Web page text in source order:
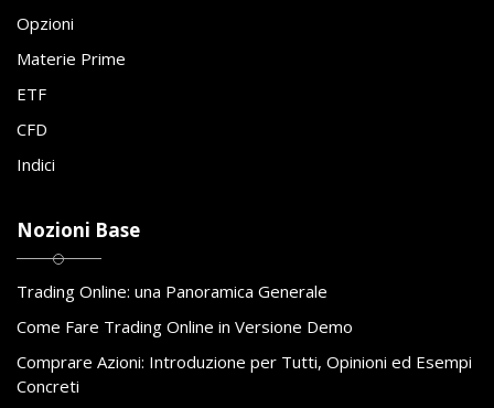
Opzioni
Materie Prime
ETF
CFD
Indici
Nozioni Base
Trading Online: una Panoramica Generale
Come Fare Trading Online in Versione Demo
Comprare Azioni: Introduzione per Tutti, Opinioni ed Esempi
Concreti